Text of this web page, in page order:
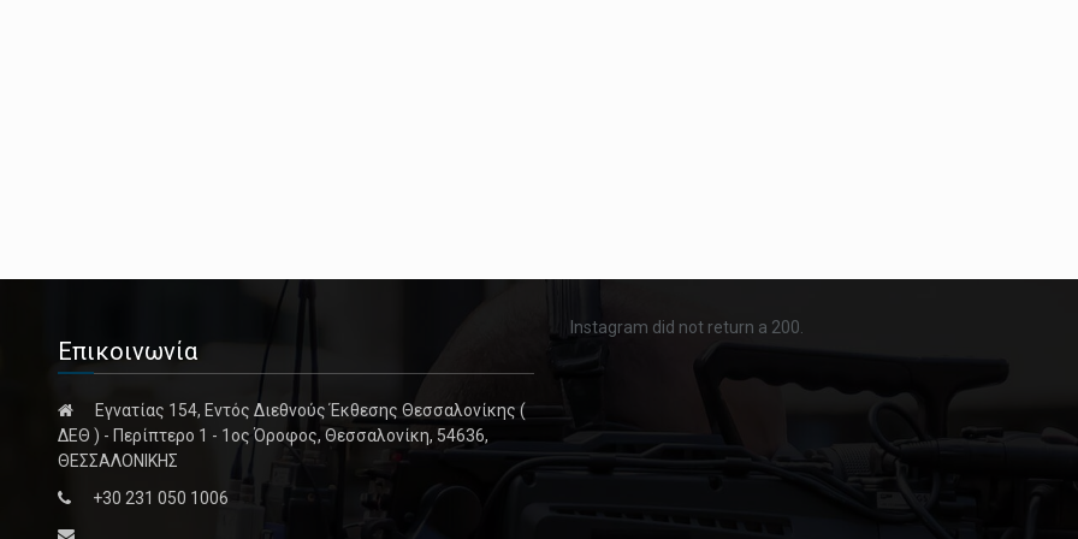
Επικοινωνία
Εγνατίας 154, Εντός Διεθνούς Έκθεσης Θεσσαλονίκης (
ΔΕΘ ) - Περίπτερο 1 - 1ος Όροφος, Θεσσαλονίκη, 54636,
ΘΕΣΣΑΛΟΝΙΚΗΣ
+30 231 050 1006
Instagram did not return a 200.